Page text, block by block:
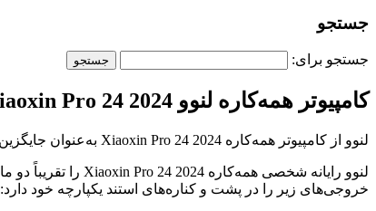
جستجو
جستجو برای:
کامپیوتر همه‌کاره لنوو Xiaoxin Pro 24 2024 رونمایی شد
لنوو از کامپیوتر همه‌کاره Xiaoxin Pro 24 2024 به‌عنوان جایگزین کوچکتر Xiaoxin Pro 27 که اوایل امسال معرفی شد رونمایی کرد.
خروجی‌های زیر را در پشت و کناره‌های استند یکپارچه خود دارد: